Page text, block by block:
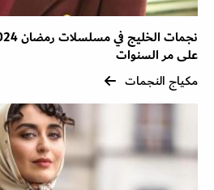
على مر السنوات
مكياج النجمات